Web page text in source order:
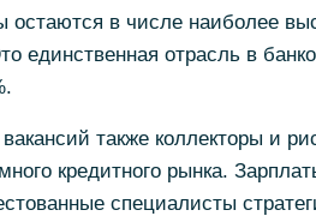
остаются в числе наиболее
единственная отрасль в
также коллекторы и
кредитного рынка.
специалисты